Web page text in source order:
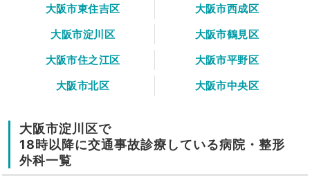
大阪市東住吉区
大阪市西成区
大阪市淀川区
大阪市鶴見区
大阪市住之江区
大阪市平野区
大阪市北区
大阪市中央区
大阪市淀川区で
18時以降に交通事故診療している病院・整形
外科一覧